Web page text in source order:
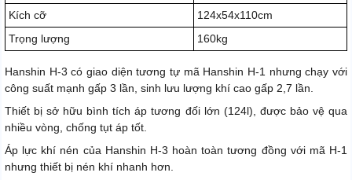
Kích cỡ
124x54x110cm
Trọng lượng
160kg
Hanshin H-3 có giao diện tương tự mã Hanshin H-1 nhưng chạy với
công suất mạnh gấp 3 lần, sinh lưu lượng khí cao gấp 2,7 lần.
Thiết bị sở hữu bình tích áp tương đối lớn (124l), được bảo vệ qua
nhiều vòng, chống tụt áp tốt.
Áp lực khí nén của Hanshin H-3 hoàn toàn tương đồng với mã H-1
nhưng thiết bị nén khí nhanh hơn.